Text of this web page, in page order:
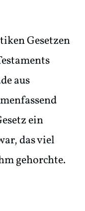
Gesetzen
aus
ein
das viel
gehorchte.